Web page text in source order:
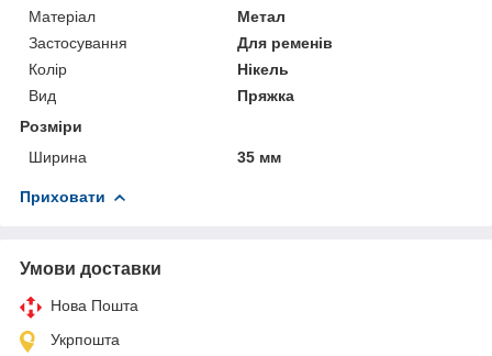
Матеріал
Метал
Застосування
Для ременів
Колір
Нікель
Вид
Пряжка
Розміри
Ширина
35 мм
Приховати
Умови доставки
Нова Пошта
Укрпошта